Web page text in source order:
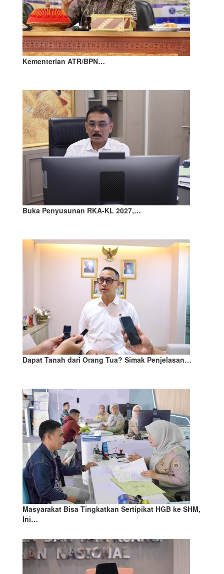
Kementerian ATR/BPN…
Buka Penyusunan RKA-KL 2027,…
Dapat Tanah dari Orang Tua? Simak Penjelasan…
Masyarakat Bisa Tingkatkan Sertipikat HGB ke SHM,
Ini…